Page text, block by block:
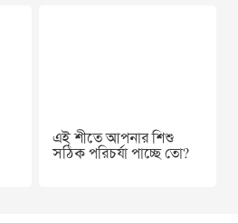
এই শীতে আপনার শিশু
সঠিক পরিচর্যা পাচ্ছে তো?